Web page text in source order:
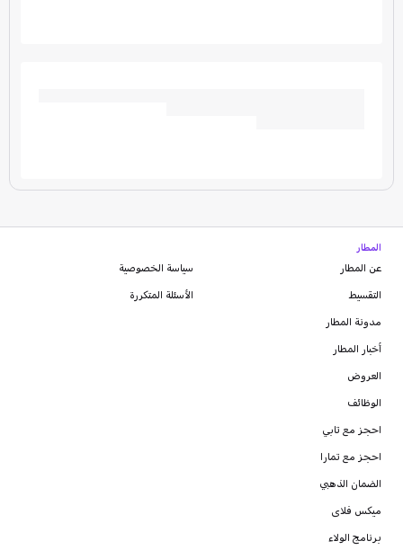
المطار
عن المطار
التقسيط
مدونة المطار
أخبار المطار
العروض
الوظائف
احجز مع تابي
احجز مع تمارا
الضمان الذهبي
ميكس فلاى
برنامج الولاء
سياسة الخصوصية
الأسئلة المتكررة